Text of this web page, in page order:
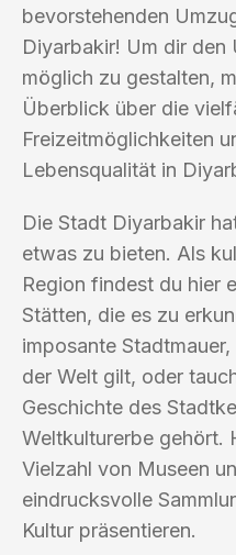
bevorstehenden
Diyarbakir! Um dir den
möglich zu gestalten,
Überblick über die
Freizeitmöglichkeiten
Lebensqualität in
Die Stadt Diyarbakir
etwas zu bieten. Als
Region findest du hier
Stätten, die es zu
imposante
der Welt gilt, oder
Geschichte des
Weltkulturerbe gehört.
Vielzahl von Museen
eindrucksvolle
Kultur präsentieren.